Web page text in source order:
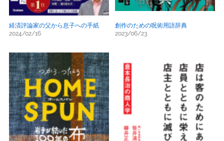
経済評論家の父から息子への手紙
2024/02/16
創作のための呪術用語辞典
2023/06/23